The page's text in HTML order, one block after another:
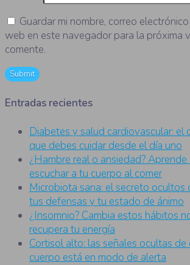
Guardar mi nombre, correo
web en este navegador para la próxima
comente.
Entradas recientes
Diabetes y salud cardiovascular: el
que debes cuidar desde el día uno
¿Hambre real o ansiedad? Aprende
escuchar a tu cuerpo al comer
Microbiota sana: el secreto ocultos
tus defensas y tu estado de ánimo
¿Insomnio? Cambia estos hábitos
recupera tu energía
Cortisol alto: las señales ocultas de
cuerpo está en modo de alerta